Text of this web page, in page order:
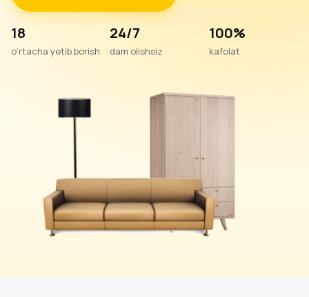
18
o‘rtacha yetib borish
24/7
dam olishsiz
100%
kafolat